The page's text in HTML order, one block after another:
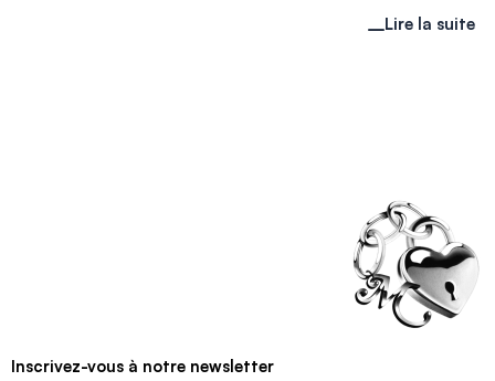
Lire la suite
Inscrivez-vous à notre newsletter